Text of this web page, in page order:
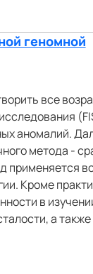
геномной
все
аномалий.
метода -
применяется
Кроме
в
а также